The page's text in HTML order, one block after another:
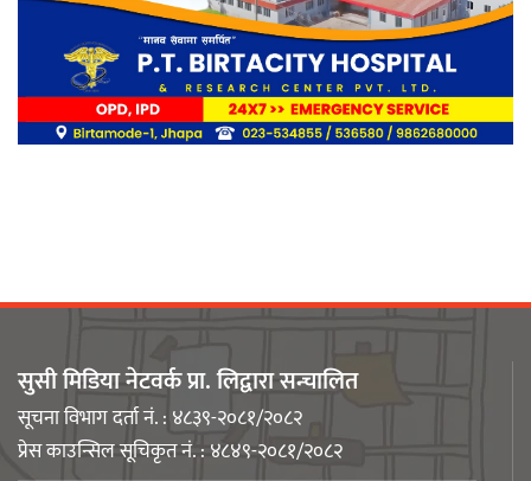
बिर्तामोडका वैज्ञानिक डा. मिशाल पोखरेल
जर्मनीको बायोमेडमा आबद्ध
मिजास पोखरेल
बिर्तामोड स्मार्ट लेडीद्धारा सामुदायिक
सुसी मिडिया नेटवर्क प्रा. लिद्वारा सन्चालित
सूचना विभाग दर्ता नं. : ४८३९-२०८१/२०८२
प्रेस काउन्सिल सूचिकृत नं. : ४८४९-२०८१/२०८२